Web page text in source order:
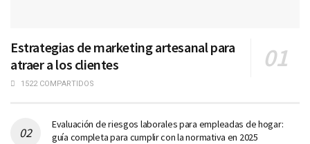
Estrategias de marketing artesanal para
atraer a los clientes
1522 COMPARTIDOS
Evaluación de riesgos laborales para empleadas de hogar:
guía completa para cumplir con la normativa en 2025